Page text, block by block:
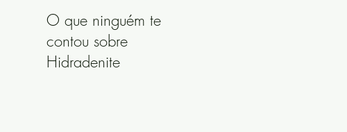
O que ninguém te
contou sobre
Hidradenite